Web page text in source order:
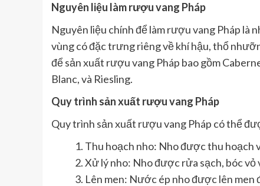
Nguyên liệu làm rượu vang Pháp
Nguyên liệu chính để làm rượu vang Pháp là
vùng có đặc trưng riêng về khí hậu, thổ
để sản xuất rượu vang Pháp bao gồm
Blanc, và Riesling.
Quy trình sản xuất rượu vang Pháp
Quy trình sản xuất rượu vang Pháp có thể
Thu hoạch nho: Nho được thu hoạch
Xử lý nho: Nho được rửa sạch, bóc vỏ
Lên men: Nước ép nho được lên